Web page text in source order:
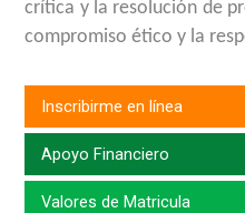
crítica y la resolución de
compromiso ético y la
Inscribirme en línea
Apoyo Financiero
Valores de Matricula